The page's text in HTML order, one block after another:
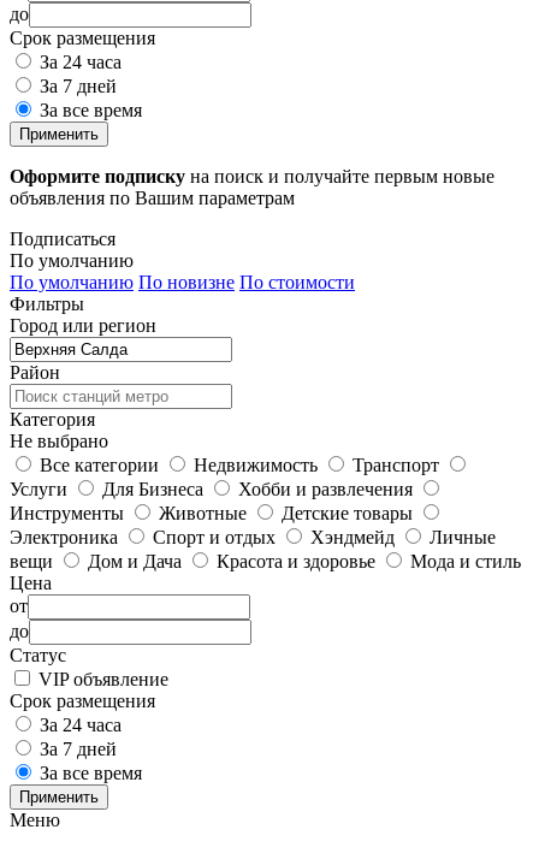
до
Срок размещения
За 24 часа
За 7 дней
За все время
Применить
Оформите подписку на поиск и получайте первым новые
объявления по Вашим параметрам
Подписаться
По умолчанию
По умолчанию По новизне По стоимости
Фильтры
Город или регион
Район
Категория
Не выбрано
Все категории
Недвижимость
Транспорт
Услуги
Для Бизнеса
Хобби и развлечения
Инструменты
Животные
Детские товары
Электроника
Спорт и отдых Хэндмейд
Личные
вещи
Дом и Дача Красота и здоровье
Мода и стиль
Цена
от
до
Статус
VIP объявление
Срок размещения
За 24 часа
За 7 дней
За все время
Применить
Меню